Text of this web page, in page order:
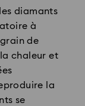
diamants
à
de
chaleur et
la
se